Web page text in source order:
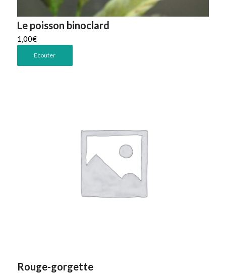
Le poisson binoclard
1,00€
Ecouter
Rouge-gorgette